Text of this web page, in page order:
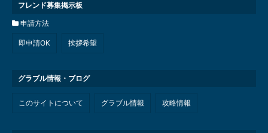
フレンド募集掲示板
申請方法
即申請OK 挨拶希望
グラブル情報・ブログ
このサイトについて グラブル情報 攻略情報